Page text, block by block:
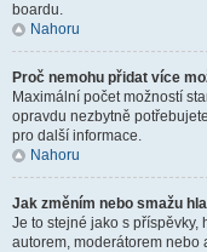
boardu.
Nahoru
Proč nemohu přidat více
Maximální počet možností
opravdu nezbytně
pro další informace.
Nahoru
Jak změním nebo smažu
Je to stejné jako s
autorem, moderátorem nebo